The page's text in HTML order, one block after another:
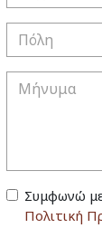
Συμφωνώ
Πολιτική